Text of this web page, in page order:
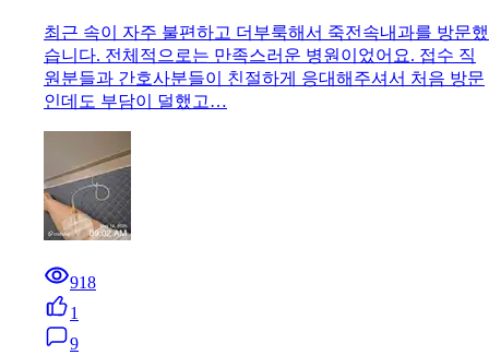
최근 속이 자주 불편하고 더부룩해서 죽전속내과를 방문했
습니다. 전체적으로는 만족스러운 병원이었어요. 접수 직
원분들과 간호사분들이 친절하게 응대해주셔서 처음 방문
인데도 부담이 덜했고…
918
1
9